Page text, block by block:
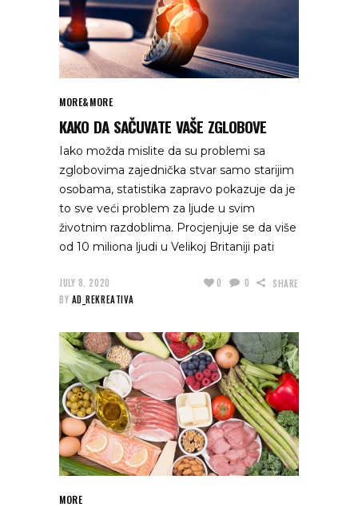
MORE&MORE
KAKO DA SAČUVATE VAŠE ZGLOBOVE
Iako možda mislite da su problemi sa
zglobovima zajednička stvar samo starijim
osobama, statistika zapravo pokazuje da je
to sve veći problem za ljude u svim
životnim razdoblima. Procjenjuje se da više
od 10 miliona ljudi u Velikoj Britaniji pati
JULY 8, 2020
BY AD_REKREATIVA
0 0 SHARE
MORE